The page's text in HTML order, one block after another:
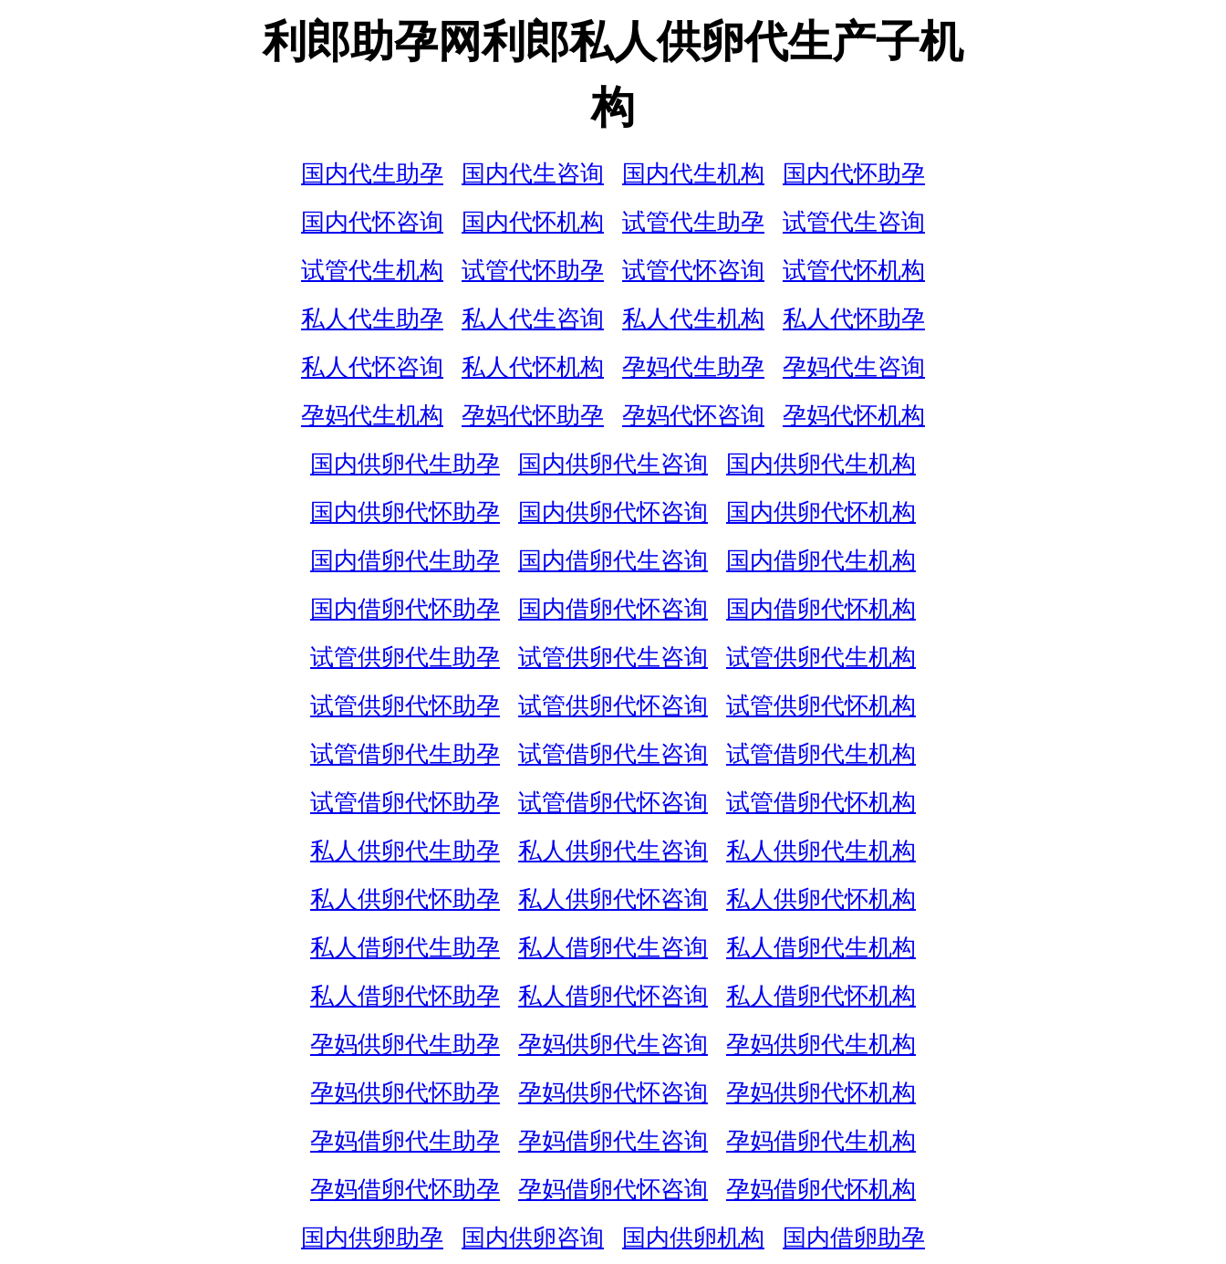
利郎助孕网利郎私人供卵代生产子机
构
国内代生助孕 国内代生咨询 国内代生机构
国内代怀助孕
国内代怀咨询
国内代怀机构 试管代生助孕
试管代生咨询
试管代生机构
试管代怀助孕 试管代怀咨询
试管代怀机构
私人代生助孕
私人代生咨询 私人代生机构
私人代怀助孕
私人代怀咨询
私人代怀机构 孕妈代生助孕
孕妈代生咨询
孕妈代生机构
孕妈代怀助孕 孕妈代怀咨询
孕妈代怀机构
国内供卵代生助孕
国内供卵代生咨询
国内供卵代生机构
国内供卵代怀助孕
国内供卵代怀咨询
国内供卵代怀机构
国内借卵代生助孕
国内借卵代生咨询
国内借卵代生机构
国内借卵代怀助孕
国内借卵代怀咨询
国内借卵代怀机构
试管供卵代生助孕
试管供卵代生咨询
试管供卵代生机构
试管供卵代怀助孕
试管供卵代怀咨询
试管供卵代怀机构
试管借卵代生助孕
试管借卵代生咨询
试管借卵代生机构
试管借卵代怀助孕
试管借卵代怀咨询
试管借卵代怀机构
私人供卵代生助孕
私人供卵代生咨询
私人供卵代生机构
私人供卵代怀助孕
私人供卵代怀咨询
私人供卵代怀机构
私人借卵代生助孕
私人借卵代生咨询
私人借卵代生机构
私人借卵代怀助孕
私人借卵代怀咨询
私人借卵代怀机构
孕妈供卵代生助孕
孕妈供卵代生咨询
孕妈供卵代生机构
孕妈供卵代怀助孕
孕妈供卵代怀咨询
孕妈供卵代怀机构
孕妈借卵代生助孕
孕妈借卵代生咨询
孕妈借卵代生机构
孕妈借卵代怀助孕
孕妈借卵代怀咨询
孕妈借卵代怀机构
国内供卵助孕
国内供卵咨询 国内供卵机构
国内借卵助孕